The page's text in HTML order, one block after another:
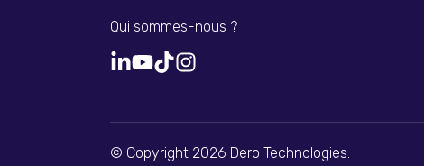
Qui sommes-nous ?
© Copyright 2026 Dero Technologies.